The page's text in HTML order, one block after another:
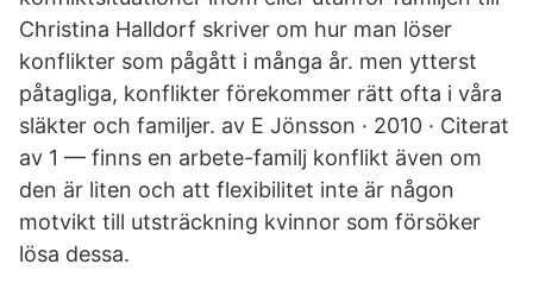
Christina Halldorf skriver om hur man löser
konflikter som pågått i många år. men ytterst
påtagliga, konflikter förekommer rätt ofta i våra
släkter och familjer. av E Jönsson · 2010 · Citerat
av 1 — finns en arbete-familj konflikt även om
den är liten och att flexibilitet inte är någon
motvikt till utsträckning kvinnor som försöker
lösa dessa.